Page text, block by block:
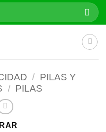
/ PILAS Y
/ PILAS